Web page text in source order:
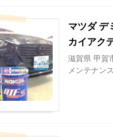
マツダ
カイアク
滋賀県 甲賀
メンテナン